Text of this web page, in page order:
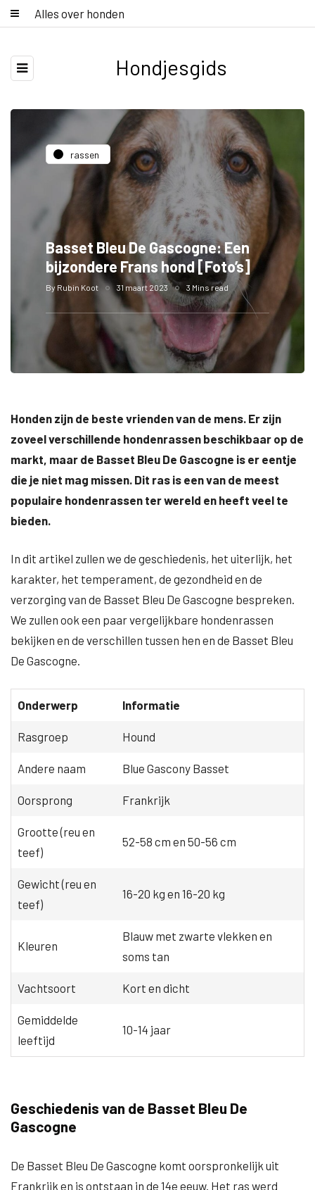
Alles over honden
Hondjesgids
rassen
Basset Bleu De Gascogne: Een
bijzondere Frans hond [Foto’s]
By Rubin Koot 31 maart 2023 3 Mins read
Honden zijn de beste vrienden van de mens. Er zijn
zoveel verschillende hondenrassen beschikbaar op de
markt, maar de Basset Bleu De Gascogne is er eentje
die je niet mag missen. Dit ras is een van de meest
populaire hondenrassen ter wereld en heeft veel te
bieden.
In dit artikel zullen we de geschiedenis, het uiterlijk, het
karakter, het temperament, de gezondheid en de
verzorging van de Basset Bleu De Gascogne bespreken.
We zullen ook een paar vergelijkbare hondenrassen
bekijken en de verschillen tussen hen en de Basset Bleu
De Gascogne.
Onderwerp Informatie
Rasgroep Hound
Andere naam Blue Gascony Basset
Oorsprong Frankrijk
Grootte (reu en
teef)
52-58 cm en 50-56 cm
Gewicht (reu en
teef)
16-20 kg en 16-20 kg
Kleuren
Blauw met zwarte vlekken en
soms tan
Vachtsoort Kort en dicht
Gemiddelde
leeftijd
10-14 jaar
Geschiedenis van de Basset Bleu De
Gascogne
De Basset Bleu De Gascogne komt oorspronkelijk uit
Frankrijk en is ontstaan in de 14e eeuw. Het ras werd